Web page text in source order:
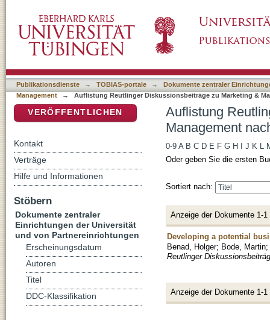
Hanna"
Publikationsdienste → TOBIAS-portale →
Dokumente zentraler
Management
→ Auflistung Reutlinger Diskussionsbeiträge zu Marketing &
Auflistung
Management
0-9 A B C D E F G H J K L
Oder geben Sie die ersten
Sortiert nach:
Anzeige der Dokumente 1-1
Developing a potential
Benad, Holger; Bode, Martin;
Reutlinger
Anzeige der Dokumente 1-1
VERÖFFENTLICHEN
Kontakt
Verträge
Hilfe und Informationen
Stöbern
Dokumente zentraler
Einrichtungen der Universität
und von Partnereinrichtungen
Erscheinungsdatum
Autoren
Titel
DDC-Klassifikation